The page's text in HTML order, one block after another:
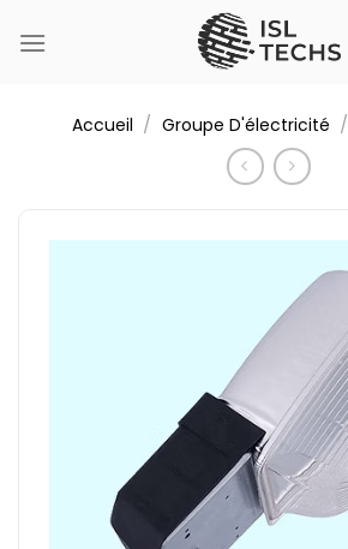
au
Accueil / Groupe D'électricité /